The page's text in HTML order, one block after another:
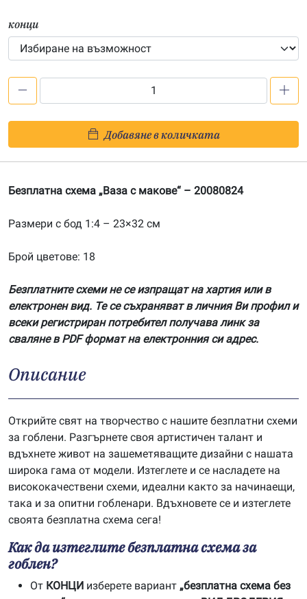
конци
схема
„Ваза
макове“
Добавяне в количката
Безплатна схема „Ваза с макове“ – 20080824
Размери с бод 1:4 – 23×32 см
Брой цветове: 18
Безплатните схеми не се изпращат на хартия или в
електронен вид. Те се съхраняват в личния Ви профил и
всеки регистриран потребител получава линк за
сваляне в PDF формат на електронния си адрес.
Описание
Открийте свят на творчество с нашите безплатни схеми
за гоблени. Разгърнете своя артистичен талант и
вдъхнете живот на зашеметяващите дизайни с нашата
широка гама от модели. Изтеглете и се насладете на
висококачествени схеми, идеални както за начинаещи,
така и за опитни гобленари. Вдъхновете се и изтеглете
своята безплатна схема сега!
Как да изтеглите безплатна схема за
гоблен?
От КОНЦИ изберете вариант „безплатна схема без